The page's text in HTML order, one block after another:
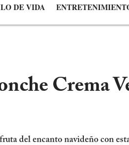
DE VIDA
Crema
del encanto navideño con